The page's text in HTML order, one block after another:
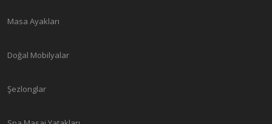
Masa Ayakları
Doğal Mobilyalar
Şezlonglar